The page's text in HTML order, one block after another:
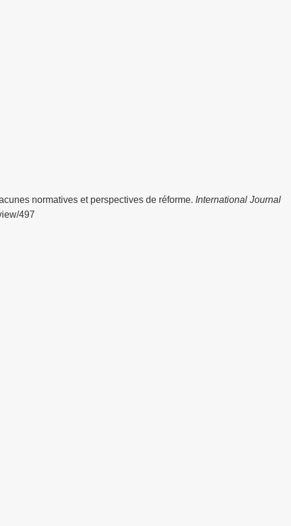
normatives et perspectives de réforme. International Journal
497